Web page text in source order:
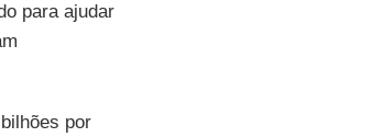
para ajudar
por